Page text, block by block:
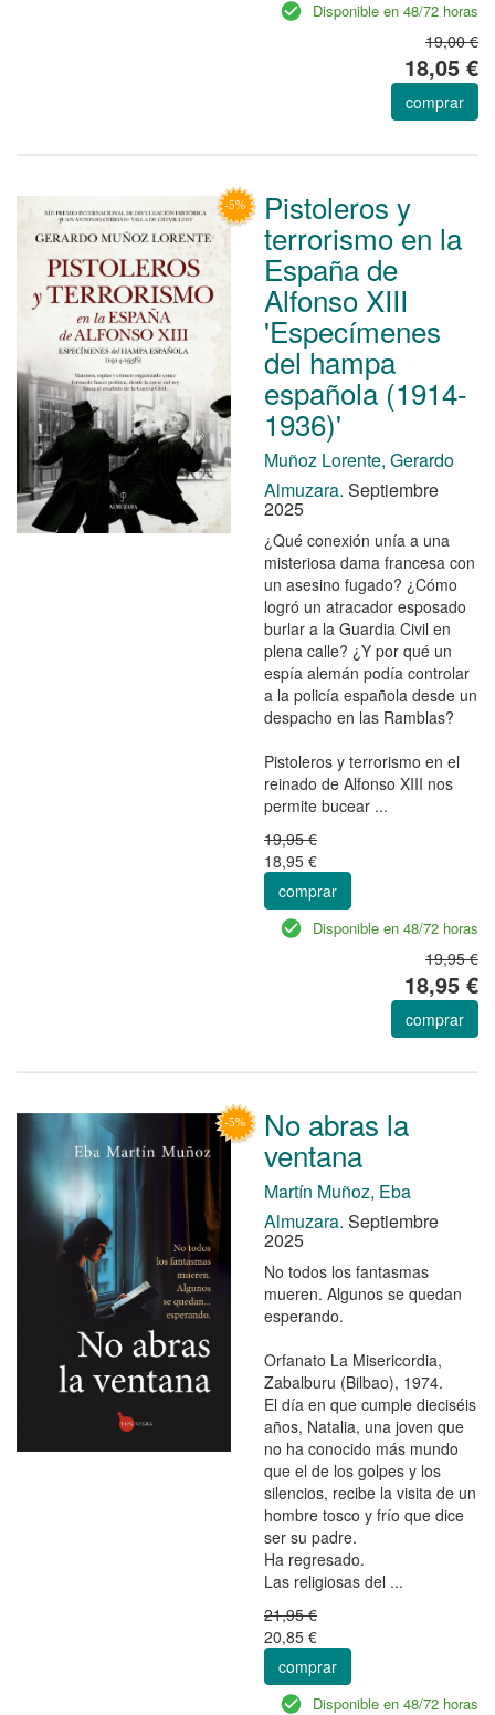
Disponible en 48/72 horas
19,00 €
18,05 €
comprar
Pistoleros y
terrorismo en la
España de
Alfonso XIII
'Especímenes
del hampa
española (1914-
1936)'
Muñoz Lorente, Gerardo
Almuzara. Septiembre
2025
¿Qué conexión unía a una
misteriosa dama francesa con
un asesino fugado? ¿Cómo
logró un atracador esposado
burlar a la Guardia Civil en
plena calle? ¿Y por qué un
espía alemán podía controlar
a la policía española desde un
despacho en las Ramblas?
Pistoleros y terrorismo en el
reinado de Alfonso XIII nos
permite bucear ...
19,95 €
18,95 €
comprar
Disponible en 48/72 horas
19,95 €
18,95 €
comprar
No abras la
ventana
Martín Muñoz, Eba
Almuzara. Septiembre
2025
No todos los fantasmas
mueren. Algunos se quedan
esperando.
Orfanato La Misericordia,
Zabalburu (Bilbao), 1974.
El día en que cumple dieciséis
años, Natalia, una joven que
no ha conocido más mundo
que el de los golpes y los
silencios, recibe la visita de un
hombre tosco y frío que dice
ser su padre.
Ha regresado.
Las religiosas del ...
21,95 €
20,85 €
comprar
Disponible en 48/72 horas